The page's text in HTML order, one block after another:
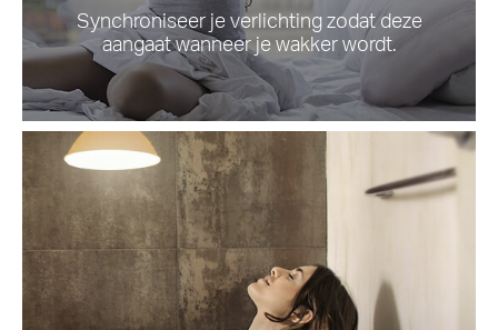
Synchroniseer je verlichting zodat deze
aangaat wanneer je wakker wordt.